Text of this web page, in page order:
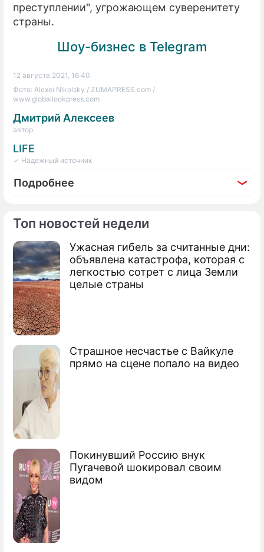
Топ новостей недели
Ужасная гибель за считанные дни:
объявлена катастрофа, которая с
легкостью сотрет с лица Земли
целые страны
Страшное несчастье с Вайкуле
прямо на сцене попало на видео
Покинувший Россию внук
Пугачевой шокировал своим
видом
преступлении", угрожающем суверенитету
страны.
Шоу-бизнес в Telegram
12 августа 2021, 16:40
Фото: Alexei Nikolsky / ZUMAPRESS.com /
www.globallookpress.com
Дмитрий Алексеев
автор
LIFE
✓ Надежный источник
Подробнее
По теме
Продолжение: Лавров
возмутился призывом
Аналитик Петров: У Лукашенко
проблемы с головой
Лукашенко спровоцировал
дипломатический скандал заявлением
о Крыме
Сергей Викторович Лавров